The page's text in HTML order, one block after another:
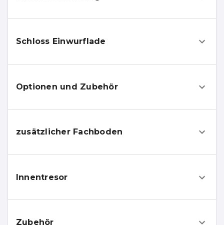
Schloss Einwurflade
Optionen und Zubehör
zusätzlicher Fachboden
Innentresor
Zubehör